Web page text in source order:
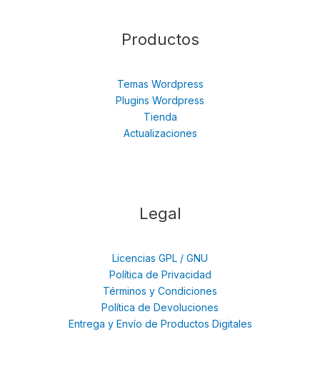
Productos
Temas Wordpress
Plugins Wordpress
Tienda
Actualizaciones
Legal
Licencias GPL / GNU
Política de Privacidad
Términos y Condiciones
Política de Devoluciones
Entrega y Envío de Productos Digitales